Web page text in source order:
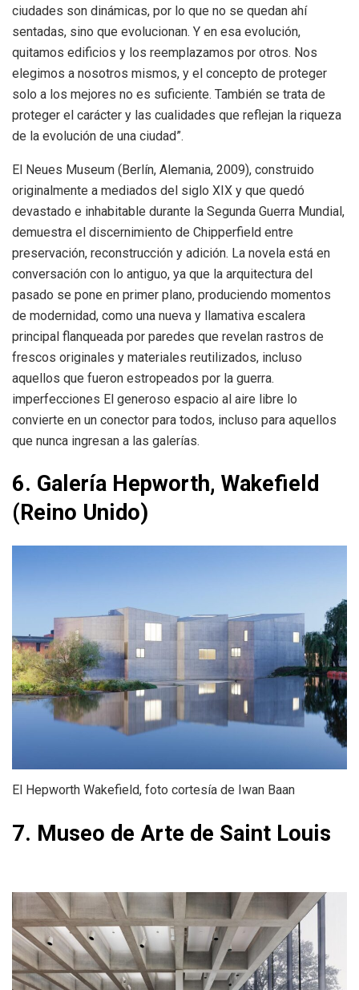
ciudades son dinámicas, por lo que no se quedan ahí
sentadas, sino que evolucionan. Y en esa evolución,
quitamos edificios y los reemplazamos por otros. Nos
elegimos a nosotros mismos, y el concepto de proteger
solo a los mejores no es suficiente. También se trata de
proteger el carácter y las cualidades que reflejan la riqueza
de la evolución de una ciudad”.
El Neues Museum (Berlín, Alemania, 2009), construido
originalmente a mediados del siglo XIX y que quedó
devastado e inhabitable durante la Segunda Guerra Mundial,
demuestra el discernimiento de Chipperfield entre
preservación, reconstrucción y adición. La novela está en
conversación con lo antiguo, ya que la arquitectura del
pasado se pone en primer plano, produciendo momentos
de modernidad, como una nueva y llamativa escalera
principal flanqueada por paredes que revelan rastros de
frescos originales y materiales reutilizados, incluso
aquellos que fueron estropeados por la guerra.
imperfecciones El generoso espacio al aire libre lo
convierte en un conector para todos, incluso para aquellos
que nunca ingresan a las galerías.
6. Galería Hepworth, Wakefield
(Reino Unido)
El Hepworth Wakefield, foto cortesía de Iwan Baan
7. Museo de Arte de Saint Louis